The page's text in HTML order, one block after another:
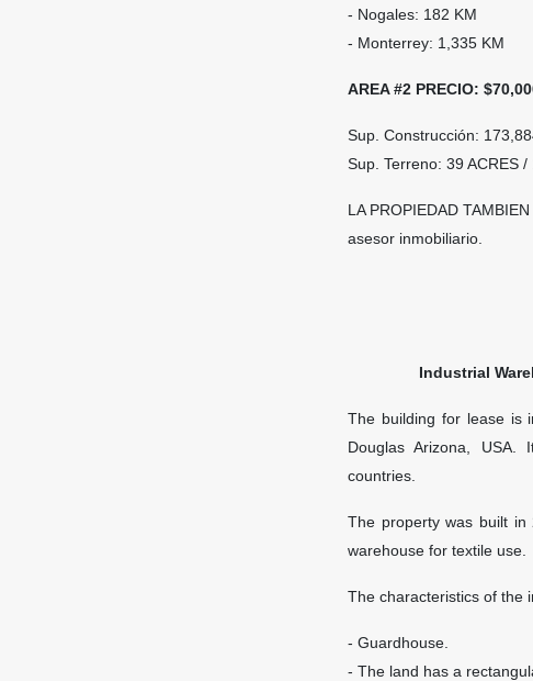
- Nogales: 182 KM
- Monterrey: 1,335 KM
AREA #2 PRECIO:
Sup. Construcción:
Sup. Terreno: 39 ACRES /
LA PROPIEDAD
asesor inmobiliario.
Industrial
The building for lease is
Douglas Arizona, USA.
countries.
The property was built in
warehouse for textile use.
The characteristics of the
- Guardhouse.
- The land has a